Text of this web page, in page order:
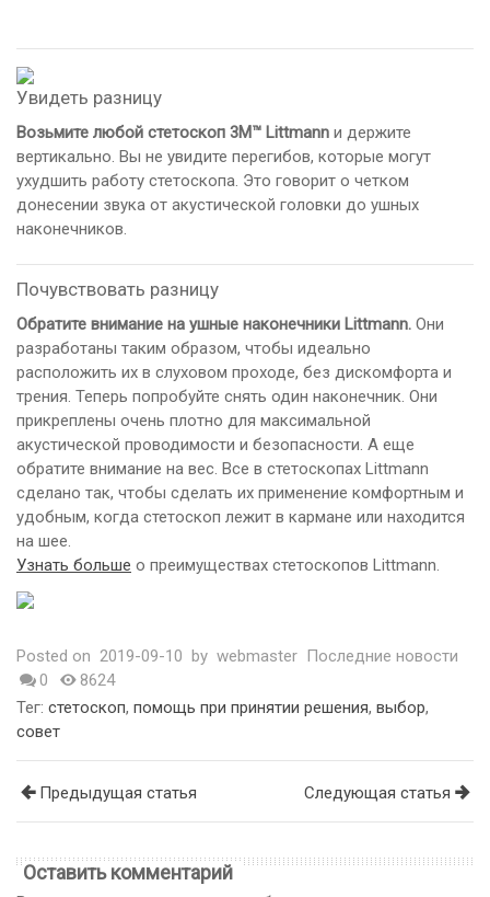
Увидеть разницу
Возьмите любой стетоскоп 3M™ Littmann и держите
вертикально. Вы не увидите перегибов, которые могут
ухудшить работу стетоскопа. Это говорит о четком
донесении звука от акустической головки до ушных
наконечников.
Почувствовать разницу
Обратите внимание на ушные наконечники Littmann. Они
разработаны таким образом, чтобы идеально
расположить их в слуховом проходе, без дискомфорта и
трения. Теперь попробуйте снять один наконечник. Они
прикреплены очень плотно для максимальной
акустической проводимости и безопасности. А еще
обратите внимание на вес. Все в стетоскопах Littmann
сделано так, чтобы сделать их применение комфортным и
удобным, когда стетоскоп лежит в кармане или находится
на шее.
Узнать больше о преимуществах стетоскопов Littmann.
Posted on 2019-09-10 by webmaster Последние новости
0
8624
Тег: стетоскоп, помощь при принятии решения, выбор,
совет
Предыдущая статья Следующая статья
Оставить комментарий